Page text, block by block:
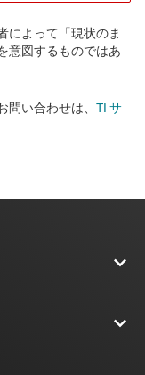
によって「現状のま
意図するものではあ
い合わせは、 TI サ